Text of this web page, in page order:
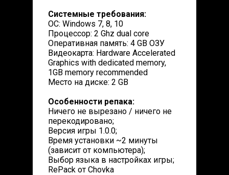
Системные требования:
ОС: Windows 7, 8, 10
Процессор: 2 Ghz dual core
Оперативная память: 4 GB ОЗУ
Видеокарта: Hardware Accelerated
Graphics with dedicated memory,
1GB memory recommended
Место на диске: 2 GB
Особенности репака:
Ничего не вырезано / ничего не
перекодировано;
Версия игры 1.0.0;
Время установки ~2 минуты
(зависит от компьютера);
Выбор языка в настройках игры;
RePack от Chovka